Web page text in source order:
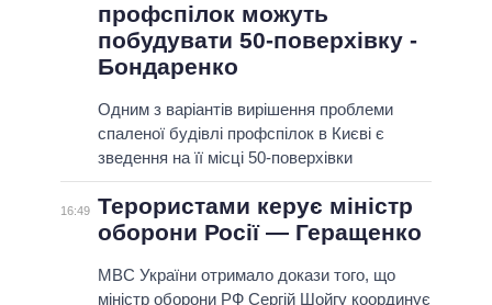
профспілок можуть
побудувати 50-поверхівку -
Бондаренко
Одним з варіантів вирішення проблеми
спаленої будівлі профспілок в Києві є
зведення на її місці 50-поверхівки
16:49 Терористами керує міністр
оборони Росії — Геращенко
МВС України отримало докази того, що
міністр оборони РФ Сергій Шойгу координує